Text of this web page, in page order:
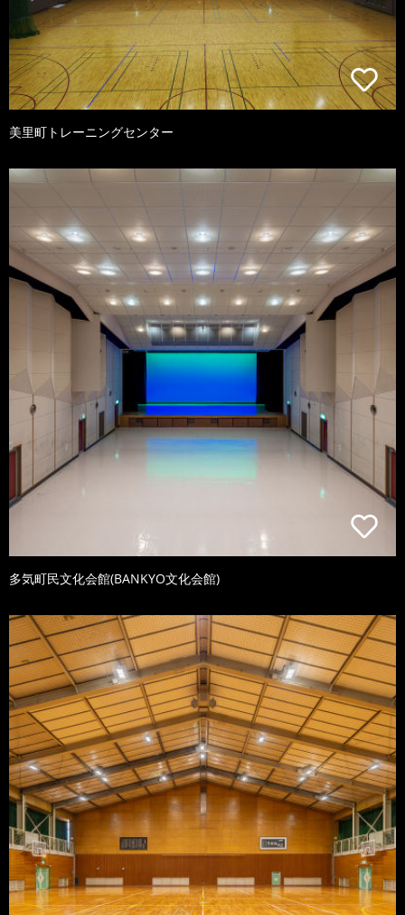
美里町トレーニングセンター
多気町民文化会館(BANKYO文化会館)